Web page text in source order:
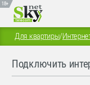
18+
Для квартиры/
Подключить